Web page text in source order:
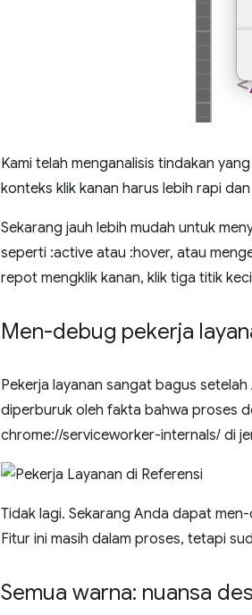
Kami telah menganalisis tindakan
konteks klik kanan harus lebih rapi
Sekarang jauh lebih mudah untuk
seperti :active atau :hover, atau
repot mengklik kanan, klik tiga titik
Men-debug pekerja
Pekerja layanan sangat bagus
diperburuk oleh fakta bahwa proses
chrome://serviceworker-internals/ di
Tidak lagi. Sekarang Anda dapat
Fitur ini masih dalam proses, tetapi
Semua warna: nuansa